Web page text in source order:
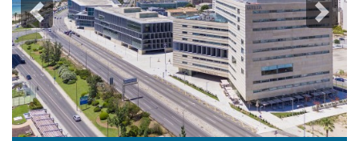
Previous Next